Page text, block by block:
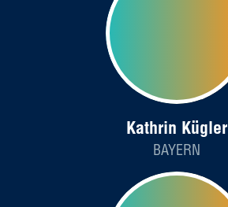
Kathrin Kügler
BAYERN